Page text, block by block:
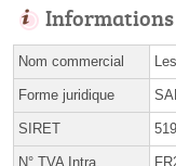
Informations
Nom commercial
Forme juridique
SIRET
N° TVA Intra.